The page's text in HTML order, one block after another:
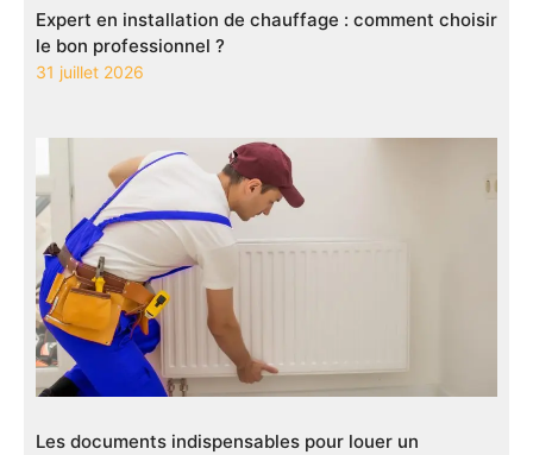
Expert en installation de chauffage : comment choisir
le bon professionnel ?
31 juillet 2026
Les documents indispensables pour louer un